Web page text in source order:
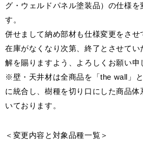
会社情報 COMPANY INFO
お客様窓口 SUPPORT
プロユーザーサイト for
グ・ウェルドパネル塗装品）の仕様を
す。
併せまして納め部材も仕様変更をさせ
在庫がなくなり次第、終了とさせてい
解を賜りますよう、よろしくお願い申
※壁・天井材は全商品を「the wall」
に統合し、樹種を切り口にした商品
いております。
＜変更内容と対象品種一覧＞